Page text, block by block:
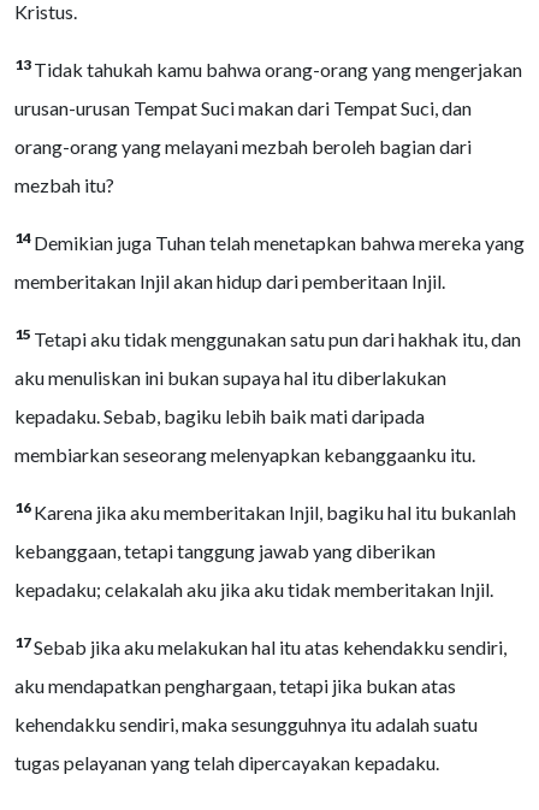
Kristus.
13 Tidak tahukah kamu bahwa orang-orang yang mengerjakan
urusan-urusan Tempat Suci makan dari Tempat Suci, dan
orang-orang yang melayani mezbah beroleh bagian dari
mezbah itu?
14 Demikian juga Tuhan telah menetapkan bahwa mereka yang
memberitakan Injil akan hidup dari pemberitaan Injil.
15 Tetapi aku tidak menggunakan satu pun dari hakhak itu, dan
aku menuliskan ini bukan supaya hal itu diberlakukan
kepadaku. Sebab, bagiku lebih baik mati daripada
membiarkan seseorang melenyapkan kebanggaanku itu.
16 Karena jika aku memberitakan Injil, bagiku hal itu bukanlah
kebanggaan, tetapi tanggung jawab yang diberikan
kepadaku; celakalah aku jika aku tidak memberitakan Injil.
17Sebab jika aku melakukan hal itu atas kehendakku sendiri,
aku mendapatkan penghargaan, tetapi jika bukan atas
kehendakku sendiri, maka sesungguhnya itu adalah suatu
tugas pelayanan yang telah dipercayakan kepadaku.